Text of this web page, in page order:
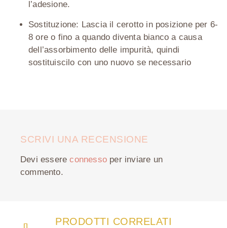
l’adesione.
Sostituzione: Lascia il cerotto in posizione per 6-
8 ore o fino a quando diventa bianco a causa
dell’assorbimento delle impurità, quindi
sostituiscilo con uno nuovo se necessario
SCRIVI UNA RECENSIONE
Devi essereconnesso per inviare un
commento.
PRODOTTI CORRELATI